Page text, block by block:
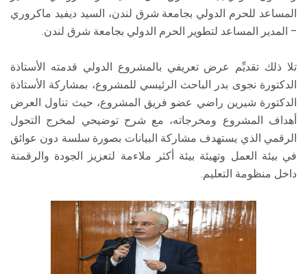
المساعد للحرم الدولي بجامعة شرق لندن، السيد ديفيد ماكروري
– المدير المساعد لتطوير الحرم الدولي بجامعة شرق لندن.
تلا ذلك تقديِّم عرض تعريفي بالمشروع الدولي قدمته الأستاذة
الدكتورة نجوى بدر الباحث الرئيسي للمشروع، بمشاركة الأستاذة
الدكتورة شيرين راضي عضو فريق المشروع، حيث تناول العرض
أهداف المشروع ومخرجاته، مع شرح توضيحي لمخرج التحول
الرقمي الذي يستهدف مشاركة البيانات بصورة سلسة دون عوائق
في بيئة العمل وتهيئة بيئة أكثر ملاءمة لتعزيز الجودة والرقمنة
داخل منظومة التعليم.